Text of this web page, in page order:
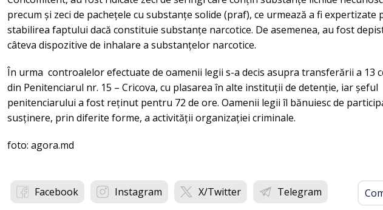
precum și zeci de pachețele cu substanțe solide (praf), ce urmează a fi expertizate
stabilirea faptului dacă constituie substanțe narcotice. De asemenea, au fost
câteva dispozitive de inhalare a substanțelor narcotice.
În urma controalelor efectuate de oamenii legii s-a decis asupra transferării a 13
din Penitenciarul nr. 15 – Cricova, cu plasarea în alte instituții de detenție, iar șeful
penitenciarului a fost reținut pentru 72 de ore. Oamenii legii îl bănuiesc de
susținere, prin diferite forme, a activității organizației criminale.
foto: agora.md
Facebook Instagram X/Twitter Telegram